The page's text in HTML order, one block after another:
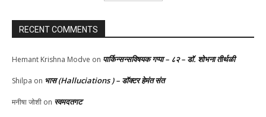
RECENT COMMENTS
Hemant Krishna Modve on पार्किन्सन्सविषयक गप्पा – ८२ – डॉ. शोभना तीर्थळी
Shilpa on भास (Halluciations ) – डॉक्टर हेमंत संत
मनीषा जोशी on स्वमदतगट